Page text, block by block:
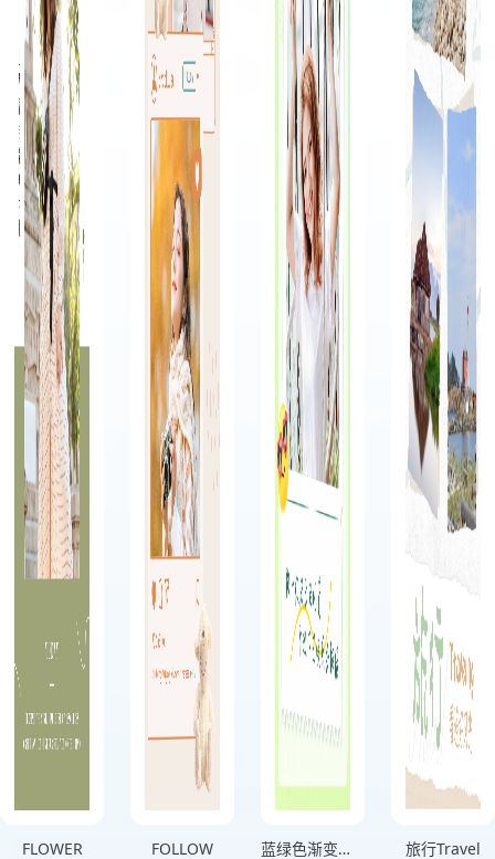
FLOWER FOLLOW 蓝绿色渐变分享生活记录海报 旅行Travel